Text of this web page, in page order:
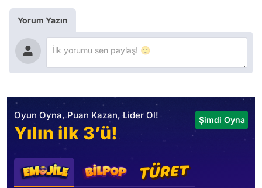
Yorum Yazın
Oyun Oyna, Puan Kazan, Lider Ol!
Yılın ilk 3’ü!
Şimdi Oyna